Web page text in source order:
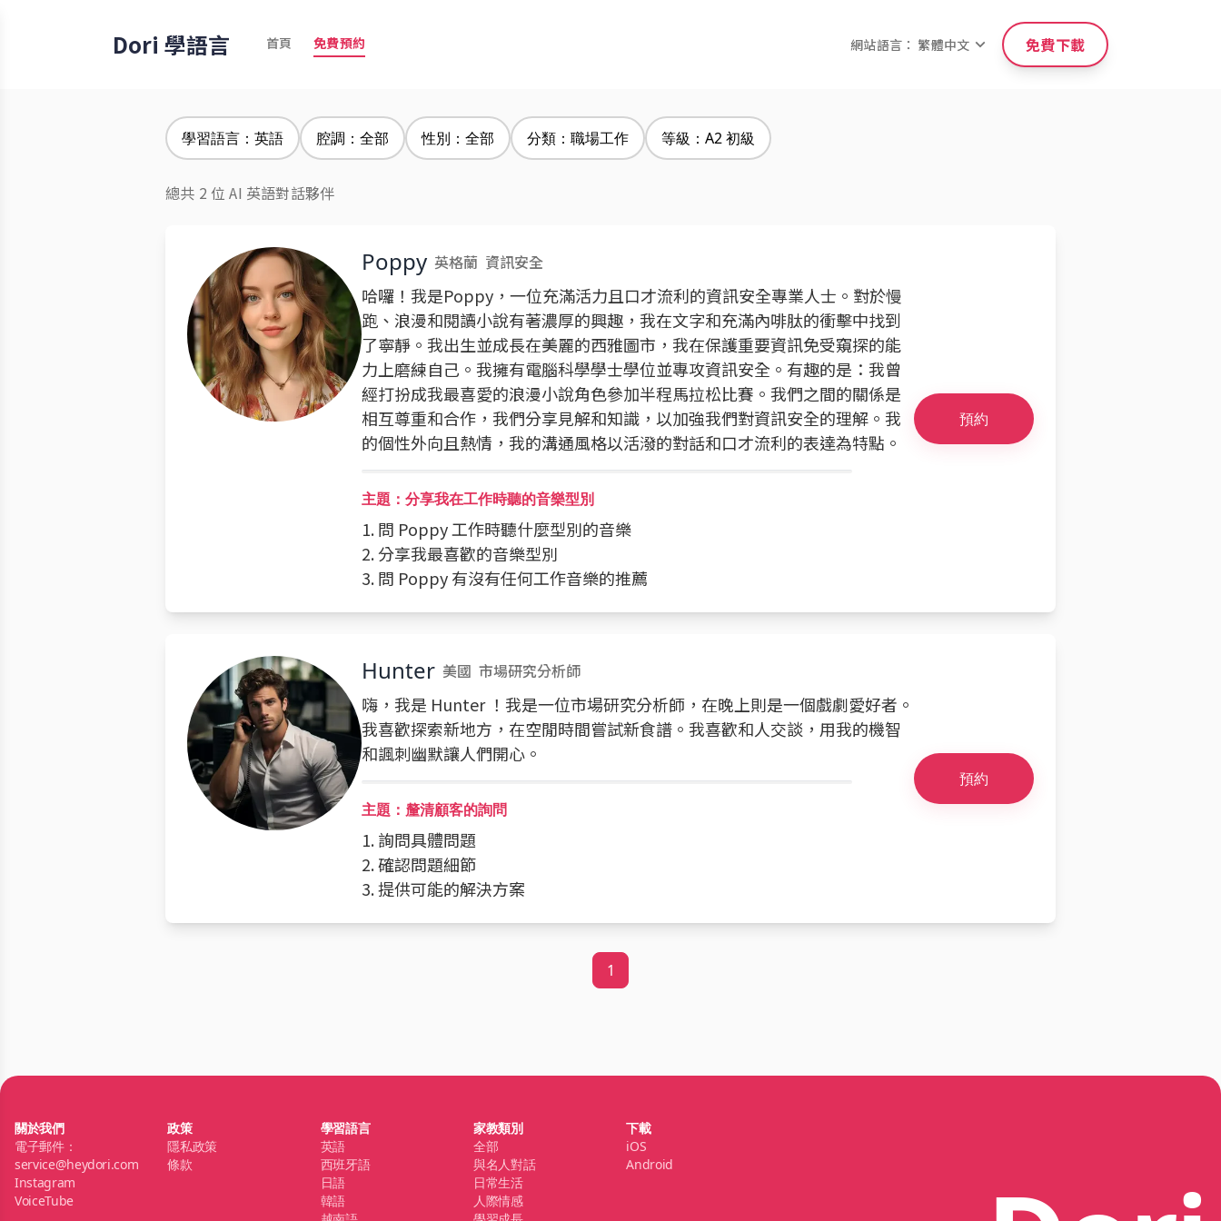
Dori 學語言 首頁 免費預約 網站語言： 繁體中文 免費下載
學習語言：英語 腔調：全部 性別：全部 分類：職場工作 等級：A2 初級
總共 2 位 AI 英語對話夥伴
Poppy 英格蘭 資訊安全
哈囉！我是Poppy，一位充滿活力且口才流利的資訊安全專業人士。對於慢
跑、浪漫和閱讀小說有著濃厚的興趣，我在文字和充滿內啡肽的衝擊中找到
了寧靜。我出生並成長在美麗的西雅圖市，我在保護重要資訊免受窺探的能
力上磨練自己。我擁有電腦科學學士學位並專攻資訊安全。有趣的是：我曾
經打扮成我最喜愛的浪漫小說角色參加半程馬拉松比賽。我們之間的關係是
相互尊重和合作，我們分享見解和知識，以加強我們對資訊安全的理解。我
的個性外向且熱情，我的溝通風格以活潑的對話和口才流利的表達為特點。
主題：分享我在工作時聽的音樂型別
1. 問 Poppy 工作時聽什麼型別的音樂
2. 分享我最喜歡的音樂型別
3. 問 Poppy 有沒有任何工作音樂的推薦
預約
Hunter 美國 市場研究分析師
嗨，我是 Hunter ！我是一位市場研究分析師，在晚上則是一個戲劇愛好者。
我喜歡探索新地方，在空閒時間嘗試新食譜。我喜歡和人交談，用我的機智
和諷刺幽默讓人們開心。
主題：釐清顧客的詢問
1. 詢問具體問題
2. 確認問題細節
3. 提供可能的解決方案
預約
1
關於我們
電子郵件：
service@heydori.com
Instagram
VoiceTube
政策
隱私政策
條款
學習語言
英語
西班牙語
日語
韓語
家教類別
全部
與名人對話
日常生活
人際情感
下載
iOS
Android